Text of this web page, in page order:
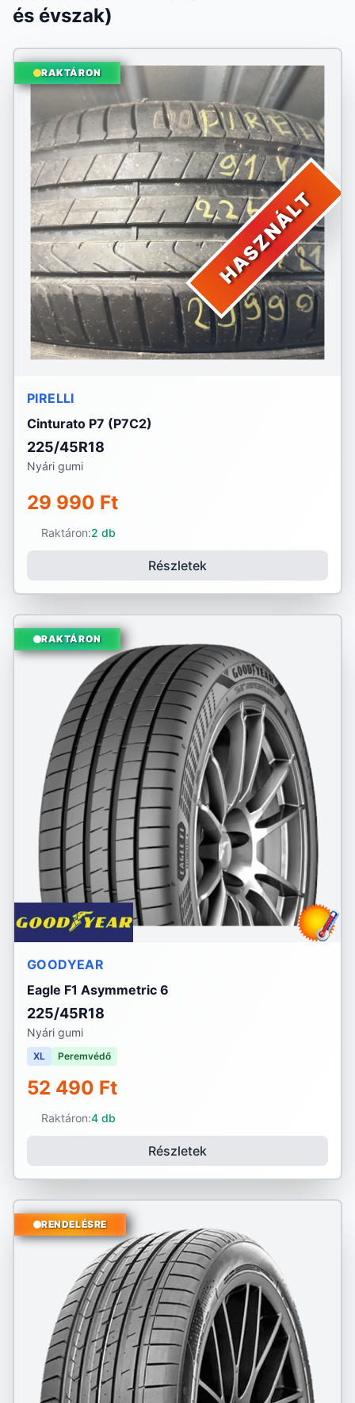
és évszak)
HASZNÁLT
RAKTÁRON
PIRELLI
Cinturato P7 (P7C2)
225/45R18
Nyári gumi
29 990 Ft
Raktáron:2 db
Részletek
RAKTÁRON
GOODYEAR
Eagle F1 Asymmetric 6
225/45R18
Nyári gumi
XL Peremvédő
52 490 Ft
Raktáron:4 db
Részletek
RENDELÉSRE